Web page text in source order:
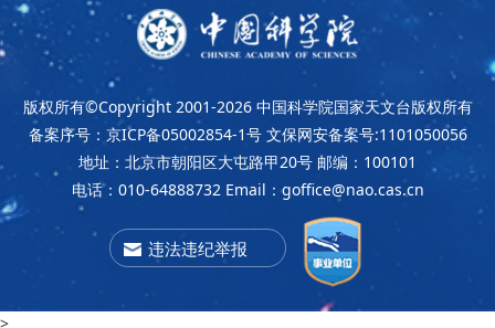
版权所有©Copyright 2001-2026 中国科学院国家天文台版权所有
备案序号：京ICP备05002854-1号 文保网安备案号:1101050056
地址：北京市朝阳区大屯路甲20号 邮编：100101
电话：010-64888732 Email：goffice@nao.cas.cn
违法违纪举报
>